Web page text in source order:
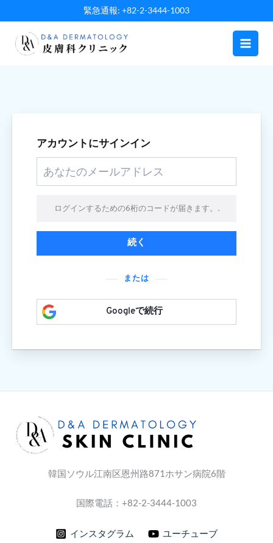
容
緊急通報: +82-2-3444-1003
アカウントにサインイン
ログインするための6桁のコードが届きます。.
続く
または
Googleで続行
韓国ソウル江南区恩州路871ホサン病院6階
国際電話：+82-2-3444-1003
インスタグラム ユーチューブ